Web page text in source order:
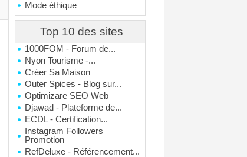
Mode éthique
Top 10 des sites
1000FOM - Forum de...
Nyon Tourisme -...
Créer Sa Maison
Outer Spices - Blog sur...
Optimizare SEO Web
Djawad - Plateforme de...
ECDL - Certification...
Instagram Followers
Promotion
RefDeluxe - Référencement...